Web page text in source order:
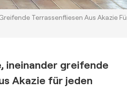
Terrassenfliesen Aus Akazie
ineinander greifende
Akazie für jeden